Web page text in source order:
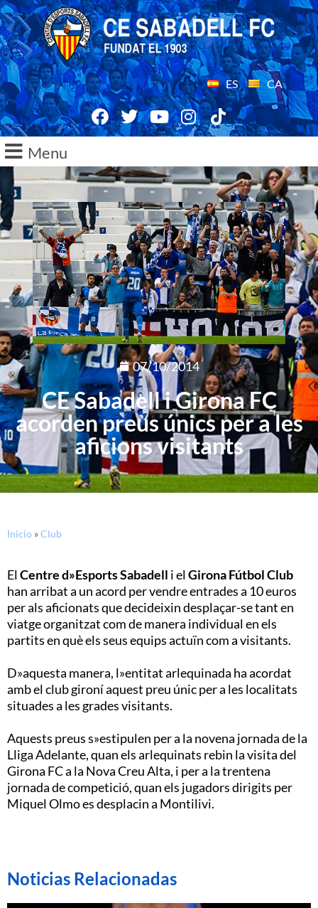
ES CA
Menu
07/10/2014
CE Sabadell i Girona FC
acorden preus únics per a les
aficions visitants
Inicio »Club
ElCentre d»Esports Sabadell i elGirona Fútbol Club
han arribat a un acord per vendre entrades a 10 euros
per als aficionats que decideixin desplaçar-se tant en
viatge organitzat com de manera individual en els
partits en què els seus equips actuïn com a visitants.
D»aquesta manera, l»entitat arlequinada ha acordat
amb el club gironí aquest preu únic per a les localitats
situades a les grades visitants.
Aquests preus s»estipulen per a la novena jornada de la
Lliga Adelante, quan els arlequinats rebin la visita del
Girona FC a la Nova Creu Alta, i per a la trentena
jornada de competició, quan els jugadors dirigits per
Miquel Olmo es desplacin a Montilivi.
Noticias Relacionadas